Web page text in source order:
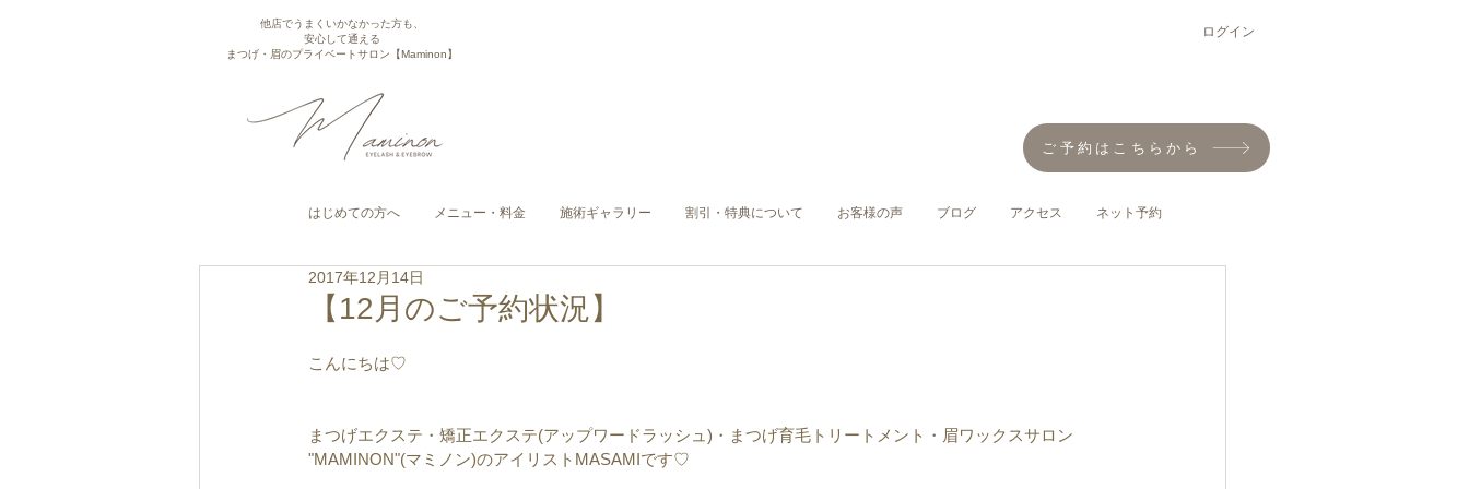
他店でうまくいかなかった方も、
安心して通える
まつげ・眉のプライベートサロン【Maminon】
ログイン
ご予約はこちらから
はじめての方へ メニュー・料金 施術ギャラリー 割引・特典について お客様の声 ブログ アクセス ネット予約
【12月のご予約状況】
2017年12月14日
こんにちは♡
まつげエクステ・矯正エクステ(アップワードラッシュ)・まつげ育毛トリートメント・眉ワックスサロン
"MAMINON"(マミノン)のアイリストMASAMIです♡